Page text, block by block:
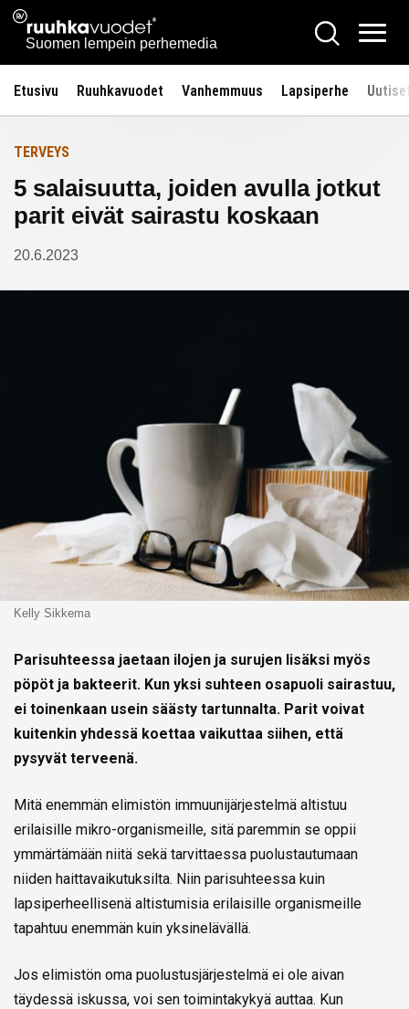
Siirry
sisältöön
Ruuhkavuodet.fi
Suomen lempein perhemedia
Hae
Etusivu Ruuhkavuodet Vanhemmuus Lapsiperhe
Etusivulle
TERVEYS
5 salaisuutta, joiden avulla jotkut
parit eivät sairastu koskaan
20.6.2023
Kelly Sikkema
Parisuhteessa jaetaan ilojen ja surujen lisäksi myös
pöpöt ja bakteerit. Kun yksi suhteen osapuoli sairastuu,
ei toinenkaan usein säästy tartunnalta. Parit voivat
kuitenkin yhdessä koettaa vaikuttaa siihen, että
pysyvät terveenä.
Mitä enemmän elimistön immuunijärjestelmä altistuu
erilaisille mikro-organismeille, sitä paremmin se oppii
ymmärtämään niitä sekä tarvittaessa puolustautumaan
niiden haittavaikutuksilta. Niin parisuhteessa kuin
lapsiperheellisenä altistumisia erilaisille organismeille
tapahtuu enemmän kuin yksinelävällä.
Jos elimistön oma puolustusjärjestelmä ei ole aivan
täydessä iskussa, voi sen toimintakykyä auttaa. Kun